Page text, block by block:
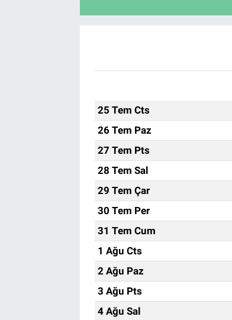
25 Tem Cts
26 Tem Paz
27 Tem Pts
28 Tem Sal
29 Tem Çar
30 Tem Per
31 Tem Cum
1 Ağu Cts
2 Ağu Paz
3 Ağu Pts
4 Ağu Sal